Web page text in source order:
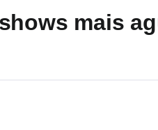
mais